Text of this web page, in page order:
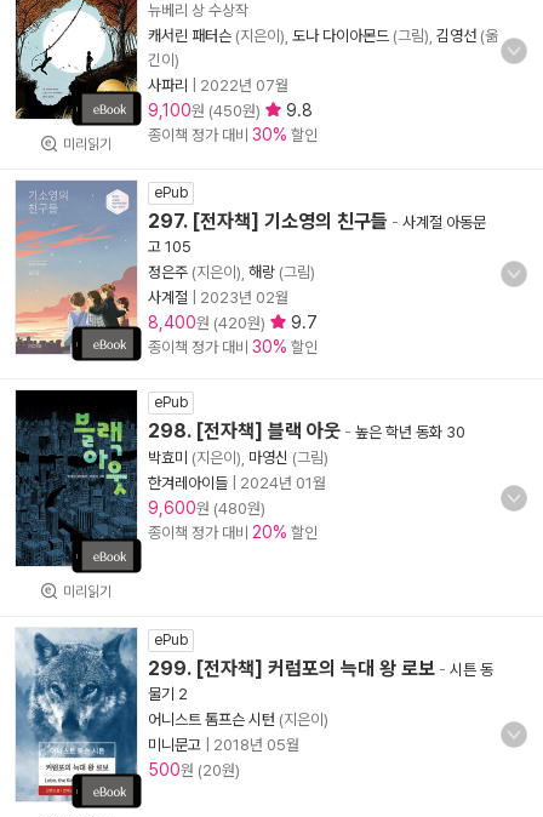
미리읽기
뉴베리 상 수상작
캐서린 패터슨 (지은이), 도나 다이아몬드 (그림), 김영선 (옮
긴이)
사파리
2022년 07월
9,100원 (450원) 9.8
종이책 정가 대비 30% 할인
ePub
297. [전자책] 기소영의 친구들 - 사계절 아동문
고 105
정은주 (지은이), 해랑 (그림)
사계절
2023년 02월
8,400원 (420원) 9.7
종이책 정가 대비 30% 할인
미리읽기
ePub
298. [전자책] 블랙 아웃 - 높은 학년 동화 30
박효미 (지은이), 마영신 (그림)
한겨레아이들
2024년 01월
9,600원 (480원)
종이책 정가 대비 20% 할인
ePub
299. [전자책] 커럼포의 늑대 왕 로보 - 시튼 동
물기 2
어니스트 톰프슨 시턴 (지은이)
미니문고
2018년 05월
500원 (20원)